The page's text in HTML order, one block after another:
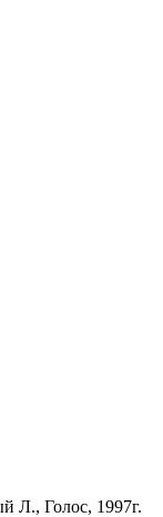
Л., Голос, 1997г.